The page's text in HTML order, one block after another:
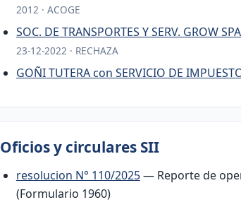
2012 · ACOGE
SOC. DE TRANSPORTES Y SERV. GROW
23-12-2022 · RECHAZA
GOÑI TUTERA con SERVICIO DE
Oficios y circulares SII
resolucion N° 110/2025— Reporte de
(Formulario 1960)